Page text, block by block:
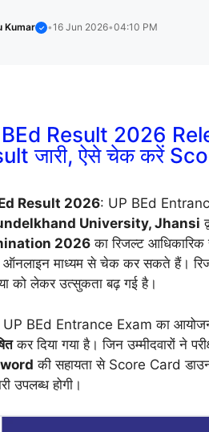
Kumar ✓ •16 Jun 2026•04:10 PM
Result 2026
जारी, ऐसे चेक करें
Result 2026: UP BEd
University, Jhansi
2026का रिजल्ट आधिकारिक
ऑनलाइन माध्यम से चेक कर सकते हैं।
को लेकर उत्सुकता बढ़ गई है।
UP BEd Entrance Exam का
कर दिया गया है। जिन उम्मीदवारों ने
की सहायता से Score Card
उपलब्ध होगी।